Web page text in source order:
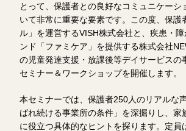
とって、保護者との良好なコミュニケーシ
いて非常に重要な要素です。この度、保護
ル」を運営するVISH株式会社と、疾患・
ンド「ファミケア」を提供する株式会社
の児童発達支援・放課後等デイサービスの
セミナー＆ワークショップを開催します。
本セミナーでは、保護者250人のリアルな
ばれ続ける事業所の条件」を深掘りし、家
に役立つ具体的なヒントを探ります。定員